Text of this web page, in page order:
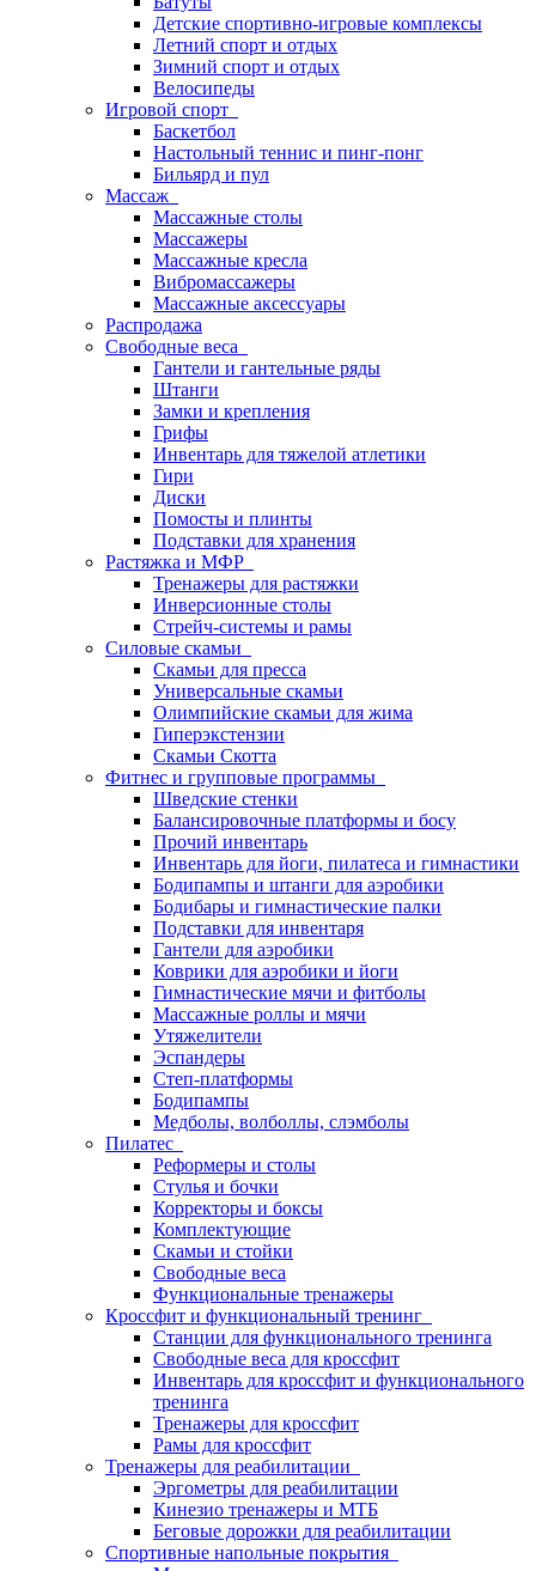
Детские спортивно-игровые комплексы
Летний спорт и отдых
Зимний спорт и отдых
Велосипеды
Игровой спорт
Баскетбол
Настольный теннис и пинг-понг
Бильярд и пул
Массаж
Массажные столы
Массажеры
Массажные кресла
Вибромассажеры
Массажные аксессуары
Распродажа
Свободные веса
Гантели и гантельные ряды
Штанги
Замки и крепления
Грифы
Инвентарь для тяжелой атлетики
Гири
Диски
Помосты и плинты
Подставки для хранения
Растяжка и МФР
Тренажеры для растяжки
Инверсионные столы
Стрейч-системы и рамы
Силовые скамьи
Скамьи для пресса
Универсальные скамьи
Олимпийские скамьи для жима
Гиперэкстензии
Скамьи Скотта
Фитнес и групповые программы
Шведские стенки
Балансировочные платформы и босу
Прочий инвентарь
Инвентарь для йоги, пилатеса и гимнастики
Бодипампы и штанги для аэробики
Бодибары и гимнастические палки
Подставки для инвентаря
Гантели для аэробики
Коврики для аэробики и йоги
Гимнастические мячи и фитболы
Массажные роллы и мячи
Утяжелители
Эспандеры
Степ-платформы
Бодипампы
Медболы, волболлы, слэмболы
Пилатес
Реформеры и столы
Стулья и бочки
Корректоры и боксы
Комплектующие
Скамьи и стойки
Свободные веса
Функциональные тренажеры
Кроссфит и функциональный тренинг
Станции для функционального тренинга
Свободные веса для кроссфит
Инвентарь для кроссфит и функционального
тренинга
Тренажеры для кроссфит
Рамы для кроссфит
Тренажеры для реабилитации
Эргометры для реабилитации
Кинезио тренажеры и МТБ
Беговые дорожки для реабилитации
Спортивные напольные покрытия